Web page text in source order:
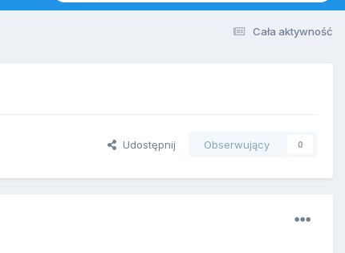
Cała aktywność
Udostępnij Obserwujący 0